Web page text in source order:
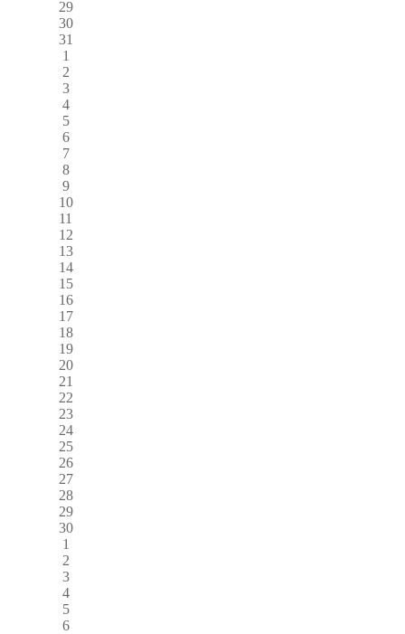
29
30
31
1
2
3
4
5
6
7
8
9
10
11
12
13
14
15
16
17
18
19
20
21
22
23
24
25
26
27
28
29
30
1
2
3
4
5
6